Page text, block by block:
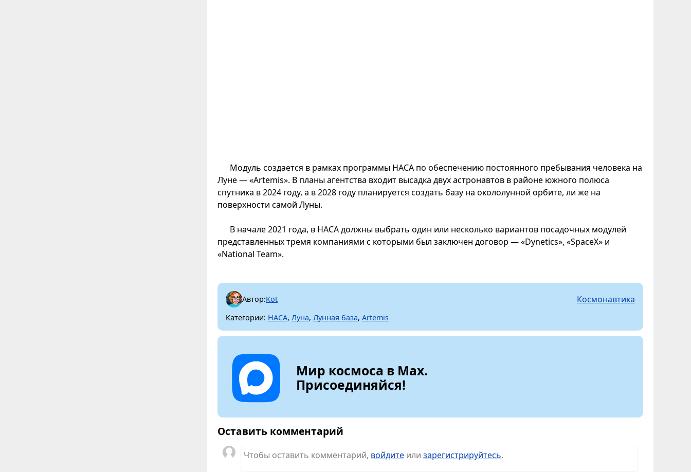
Модуль создается в рамках программы НАСА по обеспечению постоянного пребывания человека на
Луне — «Artemis». В планы агентства входит высадка двух астронавтов в районе южного полюса
спутника в 2024 году, а в 2028 году планируется создать базу на окололунной орбите, ли же на
поверхности самой Луны.
В начале 2021 года, в НАСА должны выбрать один или несколько вариантов посадочных модулей
представленных тремя компаниями с которыми был заключен договор — «Dynetics», «SpaceX» и
«National Team».
Автор:Kot Космонавтика
Категории: НАСА, Луна, Лунная база, Artemis
Мир космоса в Max.
Присоединяйся!
Оставить комментарий
Чтобы оставить комментарий, войдите или зарегистрируйтесь.